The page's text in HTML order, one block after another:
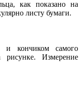
как показано на
листу бумаги.
и кончиком самого
Измерение